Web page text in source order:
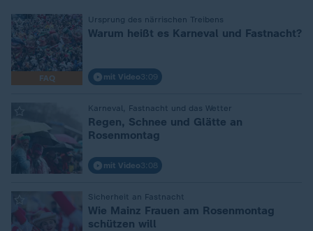
FAQ
Ursprung des närrischen Treibens
:
Warum heißt es Karneval und Fastnacht?
mit Video3:09
Karneval, Fastnacht und das Wetter
Regen, Schnee und Glätte an
Rosenmontag
mit Video3:08
Sicherheit an Fastnacht
Wie Mainz Frauen am Rosenmontag
schützen will